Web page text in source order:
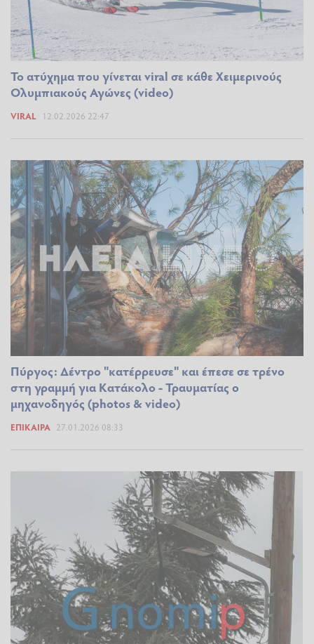
Το ατύχημα που γίνεται viral σε κάθε Χειμερινούς
Ολυμπιακούς Αγώνες (video)
VIRAL 12.02.2026 22:47
Πύργος: Δέντρο "κατέρρευσε" και έπεσε σε τρένο
στη γραμμή για Κατάκολο - Τραυματίας ο
μηχανοδηγός (photos & video)
ΕΠΊΚΑΙΡΑ 27.01.2026 08:33